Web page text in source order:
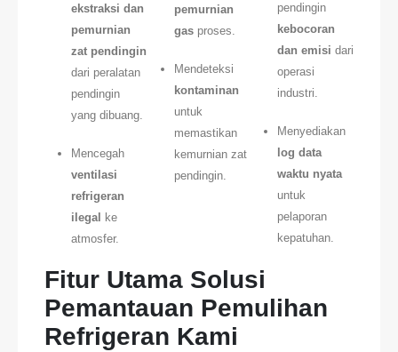
ekstraksi dan
pemurnian
zat pendingin
dari peralatan
pendingin
yang dibuang.
Mencegah
ventilasi
refrigeran
ilegal
ke
atmosfer.
pemurnian
gasproses.
Mendeteksi
kontaminan
untuk
memastikan
kemurnian zat
pendingin.
pendingin
kebocoran
dan emisi dari
operasi
industri.
Menyediakan
log data
waktu nyata
untuk
pelaporan
kepatuhan.
Fitur Utama Solusi
Pemantauan Pemulihan
Refrigeran Kami